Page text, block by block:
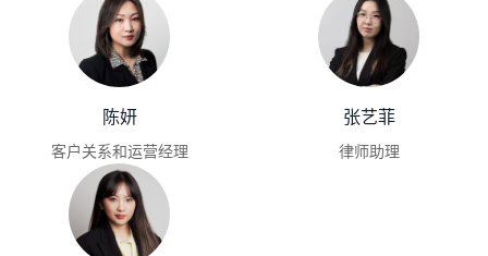
陈妍
客户关系和运营经理
张艺菲
律师助理